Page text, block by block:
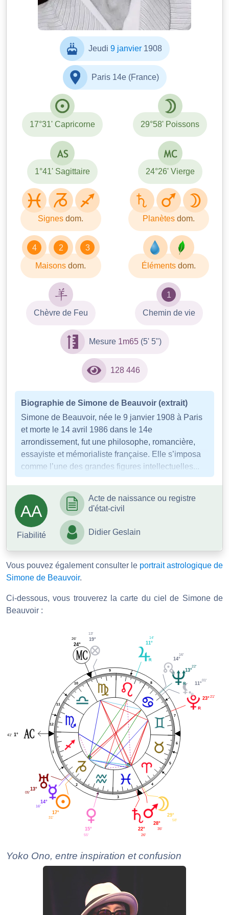
Jeudi 9 janvier1908
Paris 14e (France)
17°31' Capricorne 29°58' Poissons
1°41' Sagittaire 24°26' Vierge
Signes dom. Planètes dom.
4 2 3
Maisons dom. Éléments dom.
Chèvre de Feu
1
Chemin de vie
Mesure 1m65(5' 5")
128 446
Biographie de Simone de Beauvoir (extrait)
Simone de Beauvoir, née le 9 janvier 1908 à Paris
et morte le 14 avril 1986 dans le 14e
arrondissement, fut une philosophe, romancière,
essayiste et mémorialiste française. Elle s’imposa
comme l’une des grandes figures intellectuelles...
AA
Fiabilité
Acte de naissance ou registre
d'état-civil
Didier Geslain
Vous pouvez également consulter le portrait astrologique de
Simone de Beauvoir.
Ci-dessous, vous trouverez la carte du ciel de Simone de
Beauvoir :
1
2
3
4
5
6
7
8
9
10
11
12
23°21'
11°
01'
13°
22'
14°
16'
11°
14'
19°
13'
24°
26'
1°
41'
13°
05'
14°
16'
17°
31'
15°
55'
22°
26'
28°
35'
29°
58'
Yoko Ono, entre inspiration et confusion